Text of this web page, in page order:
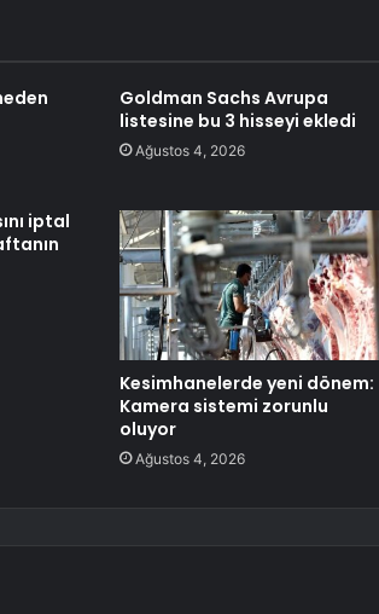
Goldman Sachs Avrupa
listesine bu 3 hisseyi ekledi
Ağustos 4, 2026
iptal
Kesimhanelerde yeni dönem:
Kamera sistemi zorunlu
oluyor
Ağustos 4, 2026